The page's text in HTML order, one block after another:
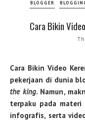
BLOGGER
Cara Bikin
Cara Bikin Video
pekerjaan di dunia
the king. Namun,
terpaku pada
infografis, serta